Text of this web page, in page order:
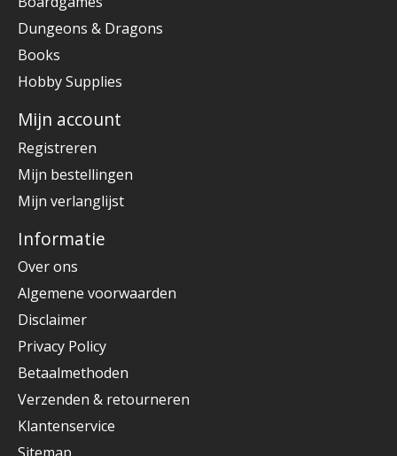
Dungeons & Dragons
Books
Hobby Supplies
Mijn account
Registreren
Mijn bestellingen
Mijn verlanglijst
Informatie
Over ons
Algemene voorwaarden
Disclaimer
Privacy Policy
Betaalmethoden
Verzenden & retourneren
Klantenservice